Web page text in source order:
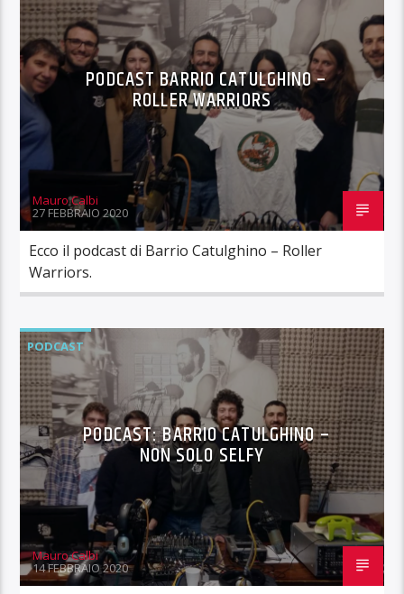
PODCAST BARRIO CATULGHINO –
ROLLER WARRIORS
Mauro Calbi
27 FEBBRAIO 2020
Ecco il podcast di Barrio Catulghino – Roller
Warriors.
PODCAST
PODCAST: BARRIO CATULGHINO –
NON SOLO SELFY
Mauro Calbi
14 FEBBRAIO 2020